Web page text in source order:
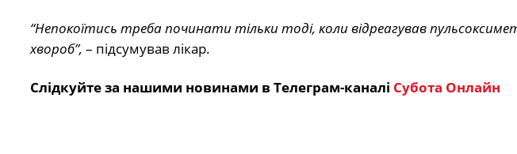
“Непокоїтись треба починати тільки тоді, коли відреагував
хвороб”, – підсумував лікар.
Слідкуйте за нашими новинами в Телеграм-каналі Субота Онлайн